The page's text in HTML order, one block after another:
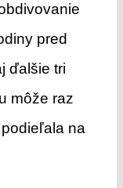
pred
ďalšie tri
môže raz
na